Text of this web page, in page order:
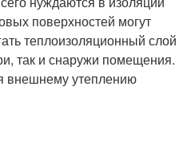
поверхностей могут
теплоизоляционный слой
так и снаружи помещения.
внешнему утеплению